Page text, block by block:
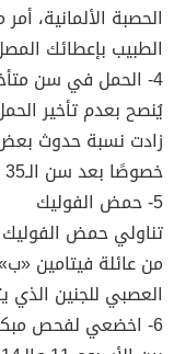
الحصبة الألمانية،
الطبيب بإعطائك
4- الحمل في سن متأخرة
يُنصح بعدم تأخير
زادت نسبة حدوث بعض
خصوصًا بعد سن الـ35 عامًا.
5- حمض الفوليك
تناولي حمض
من عائلة فيتامين
العصبي للجنين الذي
6- اخضعي لفحص مبكر